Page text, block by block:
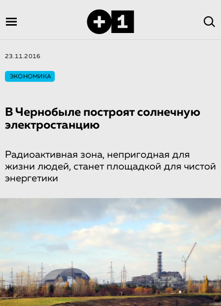
23.11.2016
ЭКОНОМИКА
В Чернобыле построят солнечную
электростанцию
Радиоактивная зона, непригодная для
жизни людей, станет площадкой для чистой
энергетики